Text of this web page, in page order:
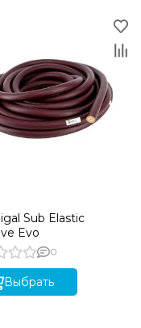
Sub Elastic
Evo
0
Выбрать